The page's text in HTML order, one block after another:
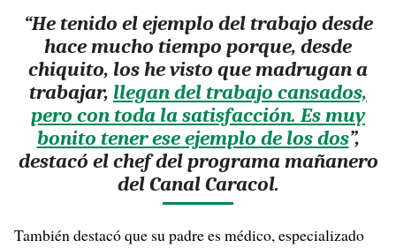
“He tenido el ejemplo del trabajo desde
hace mucho tiempo porque, desde
chiquito, los he visto que madrugan a
trabajar, llegan del trabajo cansados,
pero con toda la satisfacción. Es muy
bonito tener ese ejemplo de los dos”,
destacó el chef del programa mañanero
del Canal Caracol.
También destacó que su padre es médico, especializado